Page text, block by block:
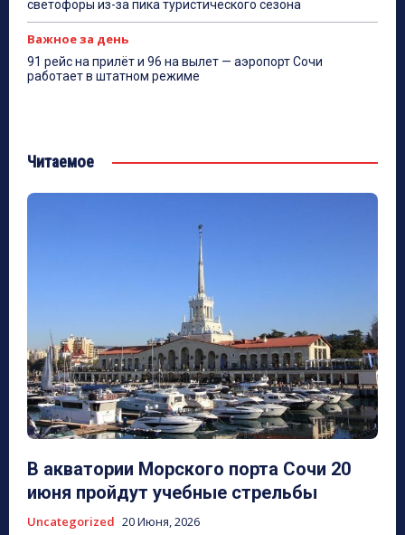
светофоры из-за пика туристического сезона
Важное за день
91 рейс на прилёт и 96 на вылет — аэропорт Сочи
работает в штатном режиме
Читаемое
В акватории Морского порта Сочи 20
июня пройдут учебные стрельбы
Uncategorized 20 Июня, 2026